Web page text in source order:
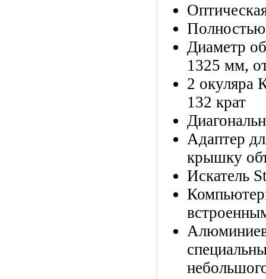
Полностью
Диаметр
1325 мм,
2 окуляра
132 крат
Адаптер
крышку
Искатель